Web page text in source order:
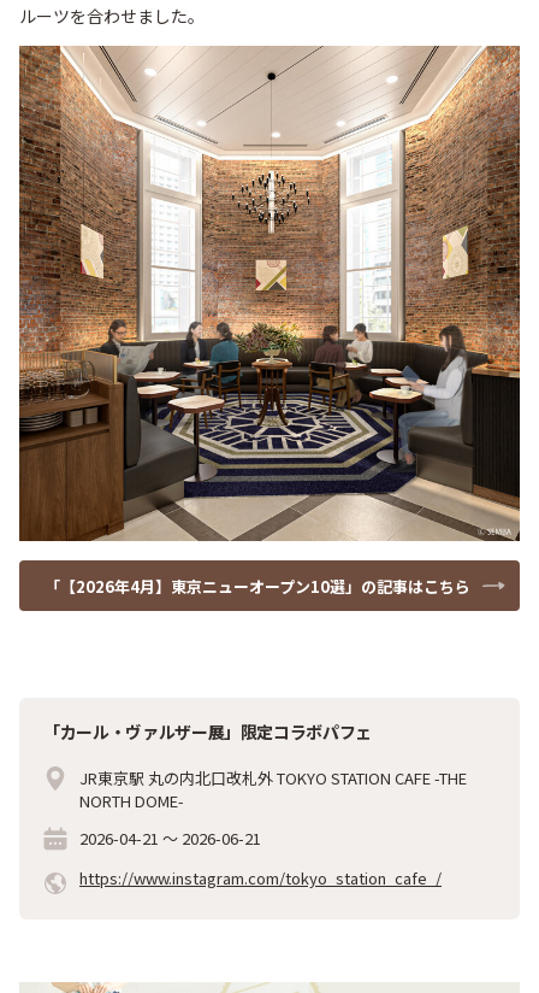
ルーツを合わせました。
「【2026年4月】東京ニューオープン10選」の記事はこちら
「カール・ヴァルザー展」限定コラボパフェ
JR東京駅 丸の内北口改札外 TOKYO STATION CAFE -THE
NORTH DOME-
2026-04-21 ～ 2026-06-21
https://www.instagram.com/tokyo_station_cafe_/